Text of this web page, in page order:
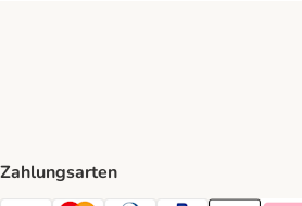
Zahlungsarten